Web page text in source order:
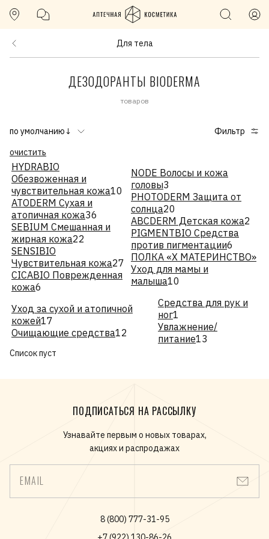
Для тела
ДЕЗОДОРАНТЫ BIODERMA
товаров
по умолчанию↓
Фильтр
очистить
HYDRABIO
Обезвоженная и
чувствительная кожа10
ATODERM Сухая и
атопичная кожа36
SEBIUM Смешанная и
жирная кожа22
SENSIBIO
Чувствительная кожа27
CICABIO Поврежденная
кожа6
NODE Волосы и кожа
головы3
PHOTODERM Защита от
солнца20
ABCDERM Детская кожа2
PIGMENTBIO Средства
против пигментации6
ПОЛКА «Х МАТЕРИНСТВО»
Уход для мамы и
малыша10
Уход за сухой и атопичной
кожей17
Очищающие средства12
Средства для рук и
ног1
Увлажнение/
питание13
Список пуст
ПОДПИСАТЬСЯ НА РАССЫЛКУ
Узнавайте первым о новых товарах,
акциях и распродажах
EMAIL
8 (800) 777-31-95